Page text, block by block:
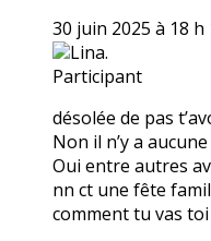
30 juin 2025 à 18 h
Lina.
Participant
désolée de pas
Non il n’y a
Oui entre autres
nn ct une fête
comment tu vas